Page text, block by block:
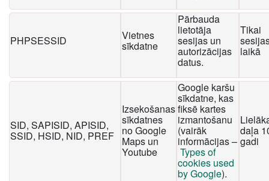
PHPSESSID Vietnes
sīkdatne
Pārbauda
lietotāja
sesijas un
autorizācijas
datus.
Tikai
laikā
SID, SAPISID, APISID,
SSID, HSID, NID, PREF
Izsekošanas
sīkdatnes
no Google
Maps un
Youtube
Google karšu
sīkdatne, kas
fiksē kartes
izmantošanu
(vairāk
informācijas –
Types of
cookies used
by Google).
daļa
gadi